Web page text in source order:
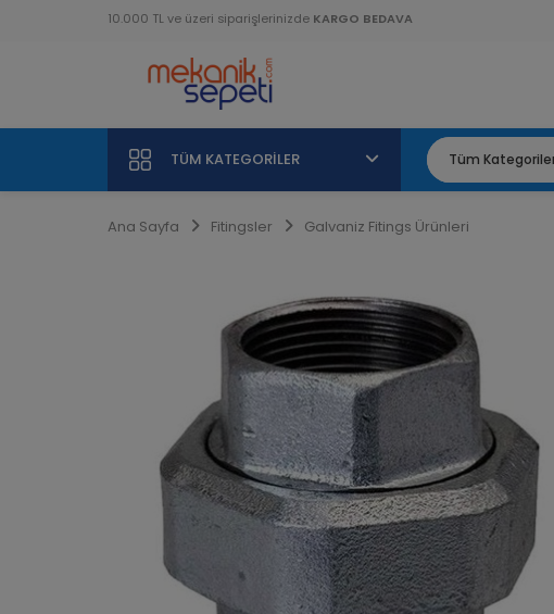
10.000 TL ve üzeri siparişlerinizde KARGO BEDAVA
TÜM KATEGORILER
Ana Sayfa Fitingsler Galvaniz Fitings Ürünleri